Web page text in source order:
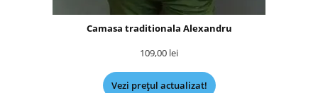
Camasa traditionala Alexandru
109,00 lei
Vezi prețul actualizat!